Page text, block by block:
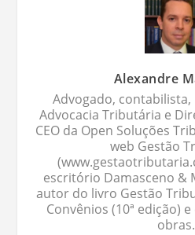
Alexandre
Advogado,
Advocacia Tributária e
CEO da Open Soluções
web Gestão
escritório Damasceno &
autor do livro Gestão
Convênios (10ª edição)
obras.